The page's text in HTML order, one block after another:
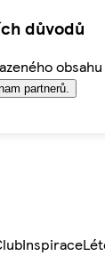
důvodů
partnerů.
Inspirace